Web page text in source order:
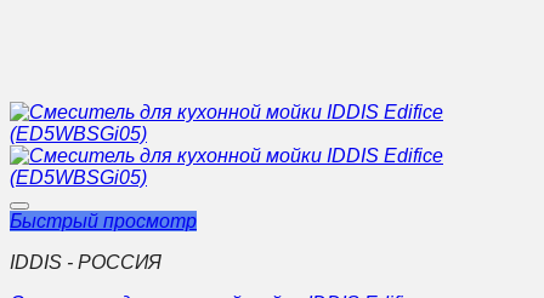
Быстрый просмотр
IDDIS - РОССИЯ